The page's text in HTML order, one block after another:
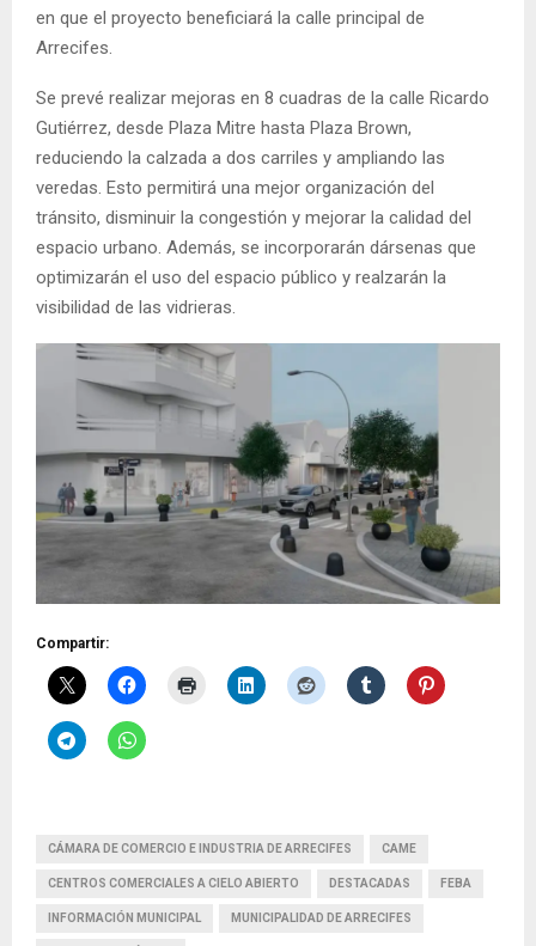
en que el proyecto beneficiará la calle principal de
Arrecifes.
Se prevé realizar mejoras en 8 cuadras de la calle Ricardo
Gutiérrez, desde Plaza Mitre hasta Plaza Brown,
reduciendo la calzada a dos carriles y ampliando las
veredas. Esto permitirá una mejor organización del
tránsito, disminuir la congestión y mejorar la calidad del
espacio urbano. Además, se incorporarán dársenas que
optimizarán el uso del espacio público y realzarán la
visibilidad de las vidrieras.
Compartir:
CÁMARA DE COMERCIO E INDUSTRIA DE ARRECIFES CAME
CENTROS COMERCIALES A CIELO ABIERTO DESTACADAS FEBA
INFORMACIÓN MUNICIPAL MUNICIPALIDAD DE ARRECIFES